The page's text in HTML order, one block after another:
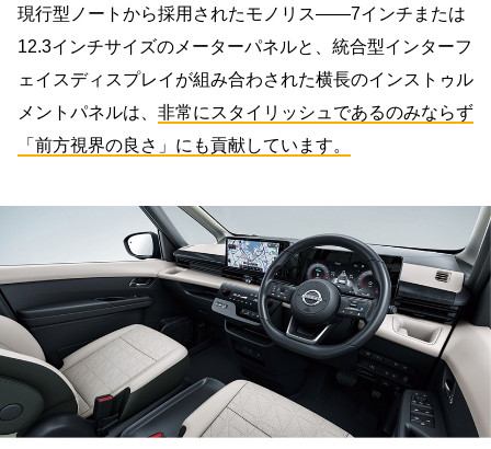
現行型ノートから採用されたモノリス――7インチまたは
12.3インチサイズのメーターパネルと、統合型インターフ
ェイスディスプレイが組み合わされた横長のインストゥル
メントパネルは、 非常にスタイリッシュであるのみならず
「前方視界の良さ」にも貢献しています。